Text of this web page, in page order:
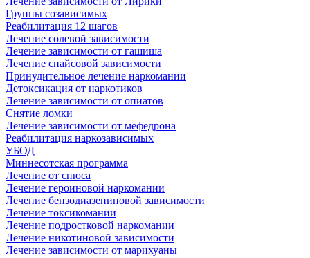
Группы созависимых
Реабилитация 12 шагов
Лечение солевой зависимости
Лечение зависимости от гашиша
Лечение спайсовой зависимости
Принудительное лечение наркомании
Детоксикация от наркотиков
Лечение зависимости от опиатов
Снятие ломки
Лечение зависимости от мефедрона
Реабилитация наркозависимых
УБОД
Миннесотская программа
Лечение от снюса
Лечение героиновой наркомании
Лечение бензодиазепиновой зависимости
Лечение токсикомании
Лечение подростковой наркомании
Лечение никотиновой зависимости
Лечение зависимости от марихуаны